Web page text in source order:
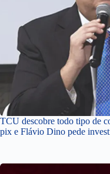
TCU descobre todo tipo de
pix e Flávio Dino pede